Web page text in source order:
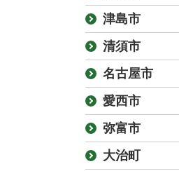
津島市
清須市
名古屋市
愛西市
弥富市
大治町